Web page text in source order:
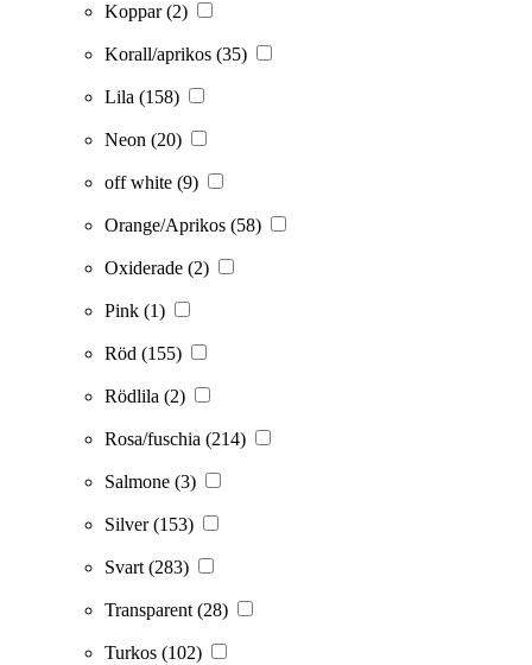
Koppar(2)
Korall/aprikos (35)
Lila (158)
Neon (20)
off white (9)
Orange/Aprikos (58)
Oxiderade (2)
Pink (1)
Röd (155)
Rödlila (2)
Rosa/fuschia (214)
Salmone (3)
Silver(153)
Svart(283)
Transparent(28)
Turkos (102)